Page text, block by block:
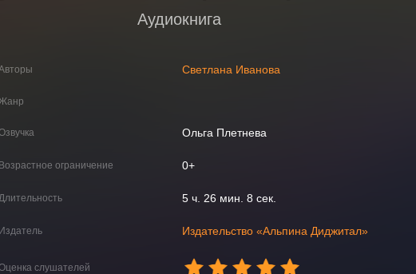
Аудиокнига
Светлана Иванова
Ольга Плетнева
ограничение 0+
5 ч. 26 мин. 8 сек.
Издательство «Альпина Диджитал»
слушателей